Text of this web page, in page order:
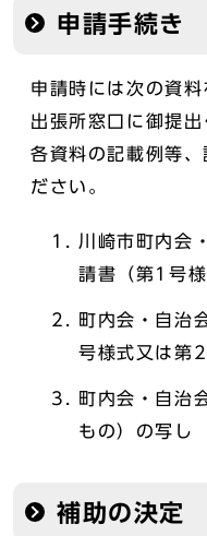
申請手続き
申請時には次の資
出張所窓口に御提出
各資料の記載例等
ださい。
川崎市町内会
請書（第1号様
町内会・自治
号様式又は第
町内会・自治
もの）の写し
補助の決定